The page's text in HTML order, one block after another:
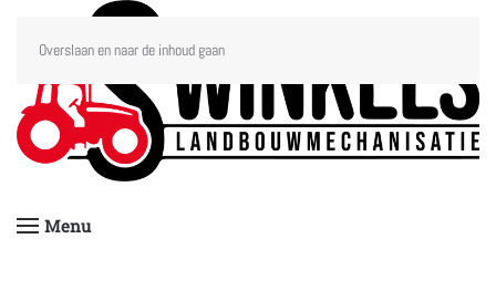
Overslaan en naar de inhoud gaan
Menu